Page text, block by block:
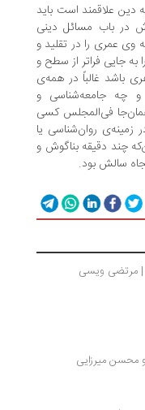
است باید
مسائل دینی
را در تقلید و
فراتر از سطح و
در همه‌ی
و
کسی
روان‌شناسی یا
بناگوش و
بود.
ویسی